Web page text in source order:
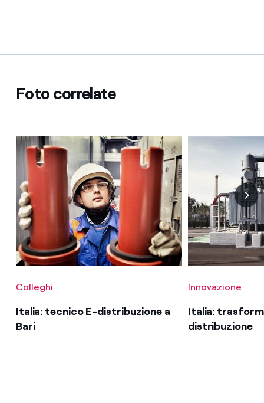
Foto correlate
Colleghi
Italia: tecnico E-distribuzione a
Bari
Innovazione
Italia:
distribuzione